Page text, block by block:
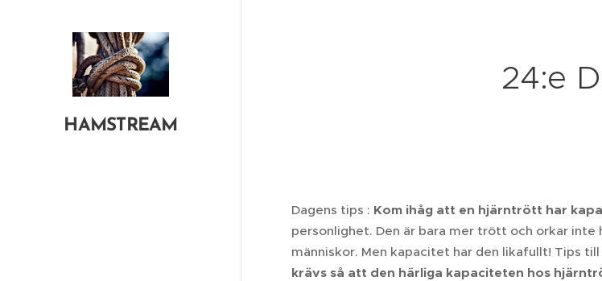
HAMSTREAM
24:e
Dagens tips : Kom ihåg att en hjärntrött har
personlighet. Den är bara mer trött och orkar
människor. Men kapacitet har den likafullt! Tips till
krävs så att den härliga kapaciteten hos